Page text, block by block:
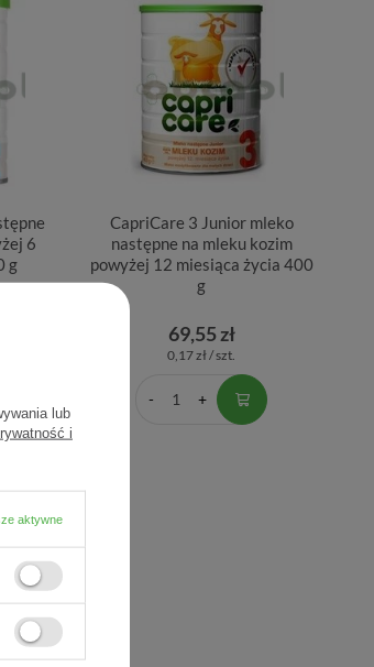
6
g
CapriCare 3 Junior mleko
następne na mleku kozim
powyżej 12 miesiąca życia 400
g
69,55 zł
0,17 zł / szt.
lub
i
aktywne